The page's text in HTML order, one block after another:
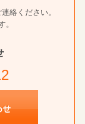
絡ください。
。